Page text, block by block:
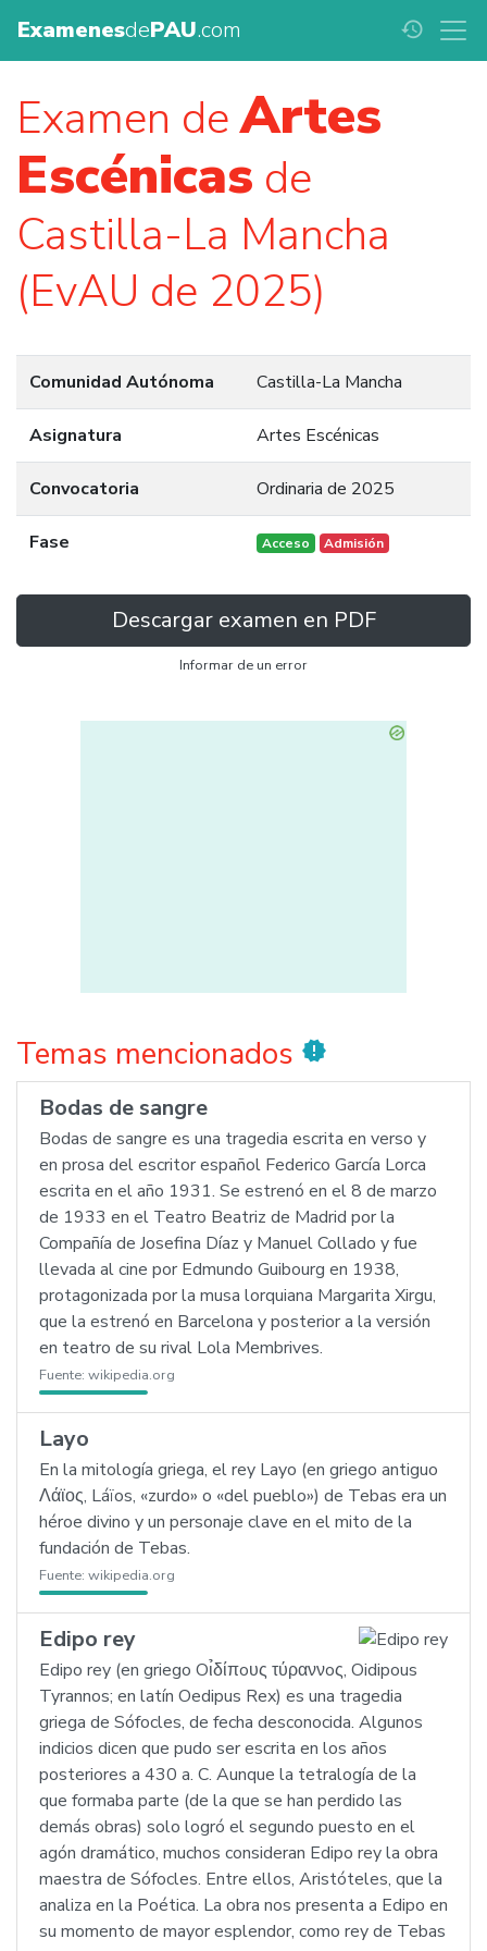
ExamenesdePAU.com history
Examen deArtes
Escénicas de
Castilla-La Mancha
(EvAU de 2025)
Comunidad Autónoma Castilla-La Mancha
Asignatura Artes Escénicas
Convocatoria Ordinaria de 2025
Fase Acceso Admisión
Descargar examen en PDF
Informar de un error
Temas mencionados new_releases
Bodas de sangre
Bodas de sangre es una tragedia escrita en verso y
en prosa del escritor español Federico García Lorca
escrita en el año 1931. Se estrenó en el 8 de marzo
de 1933 en el Teatro Beatriz de Madrid por la
Compañía de Josefina Díaz y Manuel Collado y fue
llevada al cine por Edmundo Guibourg en 1938,
protagonizada por la musa lorquiana Margarita Xirgu,
que la estrenó en Barcelona y posterior a la versión
en teatro de su rival Lola Membrives.
Fuente: wikipedia.org
Layo
En la mitología griega, el rey Layo (en griego antiguo
Λάϊος, Láïos, «zurdo» o «del pueblo») de Tebas era un
héroe divino y un personaje clave en el mito de la
fundación de Tebas.
Fuente: wikipedia.org
Edipo rey
Edipo rey (en griego Oι̉δίπoυς τύραννoς, Oidipous
Tyrannos; en latín Oedipus Rex) es una tragedia
griega de Sófocles, de fecha desconocida. Algunos
indicios dicen que pudo ser escrita en los años
posteriores a 430 a. C. Aunque la tetralogía de la
que formaba parte (de la que se han perdido las
demás obras) solo logró el segundo puesto en el
agón dramático, muchos consideran Edipo rey la obra
maestra de Sófocles. Entre ellos, Aristóteles, que la
analiza en la Poética. La obra nos presenta a Edipo en
su momento de mayor esplendor, como rey de Tebas